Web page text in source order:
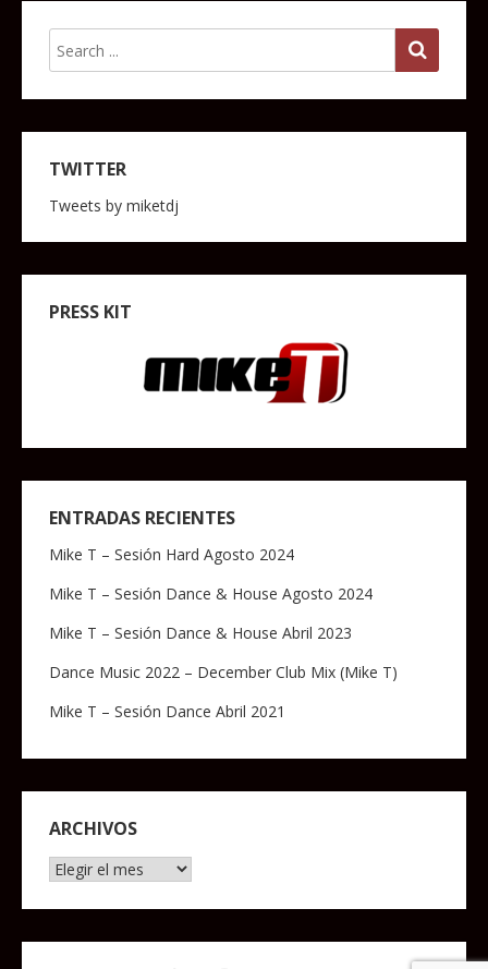
TWITTER
Tweets by miketdj
PRESS KIT
ENTRADAS RECIENTES
Mike T – Sesión Hard Agosto 2024
Mike T – Sesión Dance & House Agosto 2024
Mike T – Sesión Dance & House Abril 2023
Dance Music 2022 – December Club Mix (Mike T)
Mike T – Sesión Dance Abril 2021
ARCHIVOS
Archivos